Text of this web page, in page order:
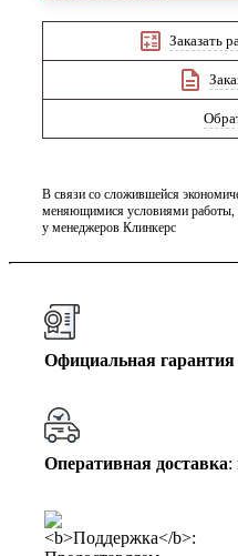
Заказать
В связи со сложившейся
меняющимися условиями работы,
у менеджеров Клинкерс
Официальная гарантия
Оперативная доставка: